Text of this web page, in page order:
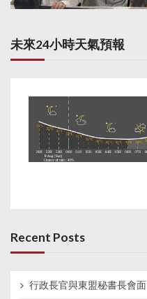
未來24小時天氣預報
Recent Posts
行政長官與東盟秘書長會面